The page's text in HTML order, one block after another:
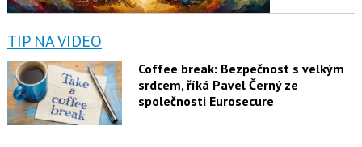
TIP NA VIDEO
Coffee break: Bezpečnost s velkým
srdcem, říká Pavel Černý ze
společnosti Eurosecure